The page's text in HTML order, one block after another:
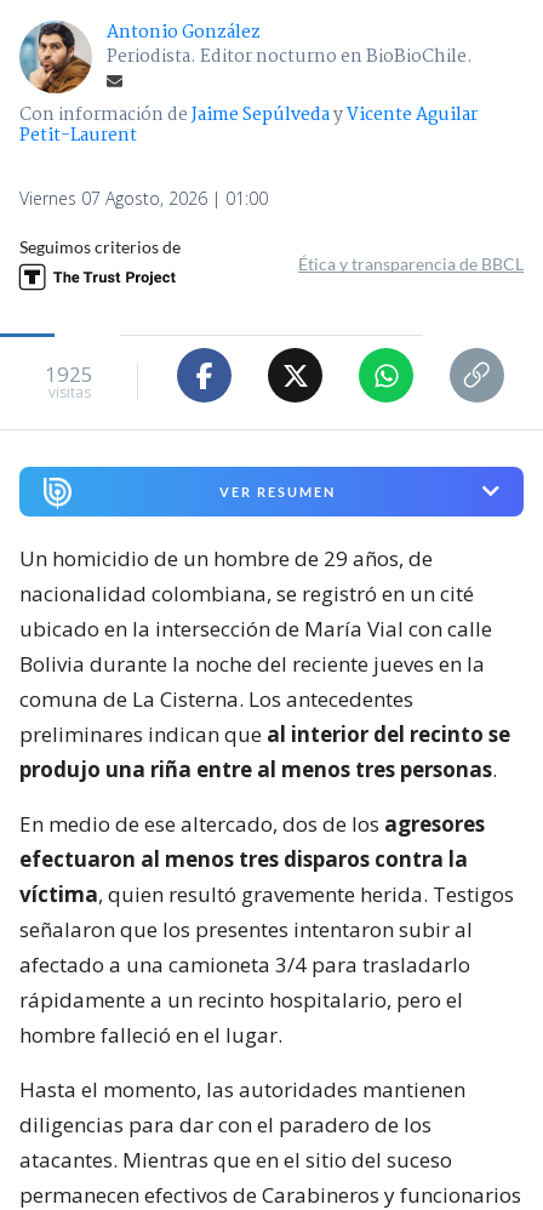
Antonio González
Periodista. Editor nocturno en BioBioChile.
Con información deJaime SepúlvedayVicente Aguilar
Petit-Laurent
Viernes 07 Agosto, 2026 | 01:00
Seguimos criterios de
Ética y transparencia de BBCL
1925
visitas
VER RESUMEN
Un homicidio de un hombre de 29 años, de
nacionalidad colombiana, se registró en un cité
ubicado en la intersección de María Vial con calle
Bolivia durante la noche del reciente jueves en la
comuna de La Cisterna. Los antecedentes
preliminares indican que al interior del recinto se
produjo una riña entre al menos tres personas.
En medio de ese altercado, dos de los agresores
efectuaron al menos tres disparos contra la
víctima, quien resultó gravemente herida. Testigos
señalaron que los presentes intentaron subir al
afectado a una camioneta 3/4 para trasladarlo
rápidamente a un recinto hospitalario, pero el
hombre falleció en el lugar.
Hasta el momento, las autoridades mantienen
diligencias para dar con el paradero de los
atacantes. Mientras que en el sitio del suceso
permanecen efectivos de Carabineros y funcionarios